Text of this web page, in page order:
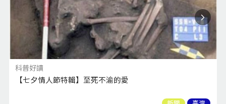
科普好讀
【七夕情人節特輯】至死不渝的愛